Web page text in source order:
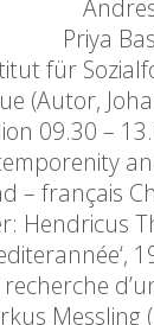
Basil
09.30 –
–
la